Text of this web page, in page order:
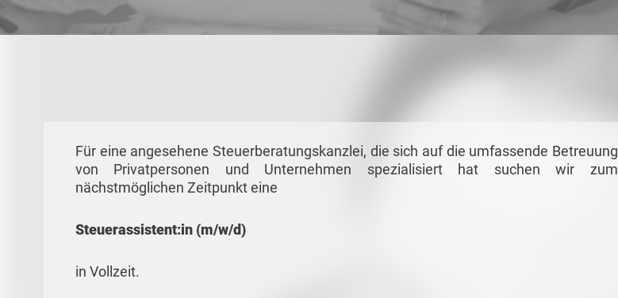
Für eine angesehene Steuerberatungskanzlei, die sich auf die umfassende Betreuung
von Privatpersonen und Unternehmen spezialisiert hat suchen wir zum
nächstmöglichen Zeitpunkt eine
Steuerassistent:in (m/w/d)
in Vollzeit.